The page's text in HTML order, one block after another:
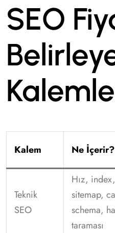
SEO
Kalem Ne İçerir?
Teknik
SEO
Hız, index,
sitemap,
schema,
taraması